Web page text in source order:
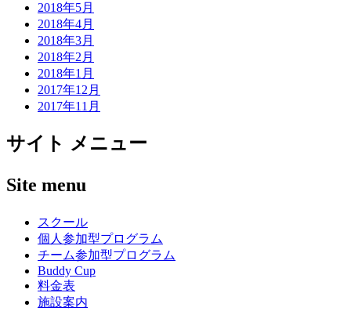
2018年5月
2018年4月
2018年3月
2018年2月
2018年1月
2017年12月
2017年11月
サイト メニュー
Site menu
スクール
個人参加型プログラム
チーム参加型プログラム
Buddy Cup
料金表
施設案内